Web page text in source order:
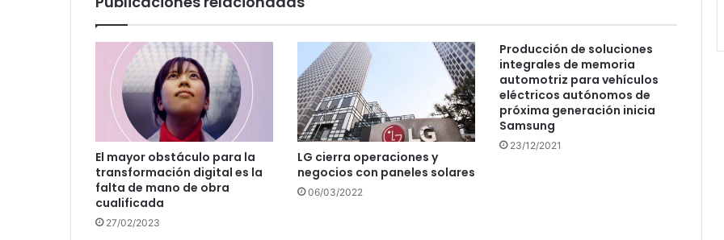
El mayor obstáculo para la
transformación digital es la
falta de mano de obra
cualificada
27/02/2023
LG cierra operaciones y
negocios con paneles solares
06/03/2022
Producción de soluciones
integrales de memoria
automotriz para vehículos
eléctricos autónomos de
próxima generación inicia
Samsung
23/12/2021